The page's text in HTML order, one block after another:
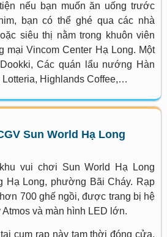
nếu bạn muốn ăn uống trước
bạn có thể ghé qua các nhà
siêu thị nằm trong khuôn viên
mại Vincom Center Hạ Long. Một
Các quán lẩu nướng Hàn
Lotteria, Highlands Coffee,…
Sun World Hạ Long
vui chơi Sun World Hạ Long
Hạ Long, phường Bãi Cháy. Rạp
700 ghế ngồi, được trang bị hệ
và màn hình LED lớn.
cụm rạp này tạm thời đóng cửa.